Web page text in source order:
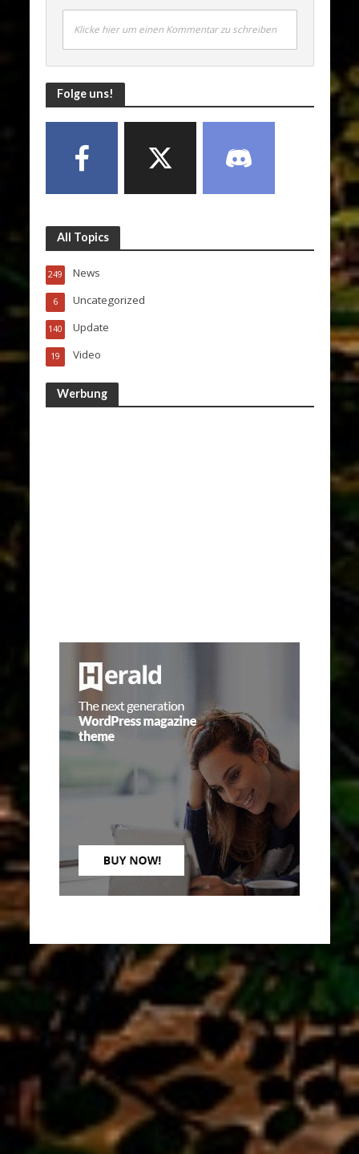
Klicke hier um einen Kommentar zu schreiben
Folge uns!
All Topics
News
249
Uncategorized
6
Update
140
Video
19
Werbung